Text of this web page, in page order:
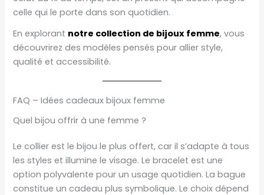
celle qui le porte dans son quotidien.
En explorant notre collection de bijoux femme, vous
découvrirez des modèles pensés pour allier style,
qualité et accessibilité.
FAQ – Idées cadeaux bijoux femme
Quel bijou offrir à une femme ?
Le collier est le bijou le plus offert, car il s’adapte à tous
les styles et illumine le visage. Le bracelet est une
option polyvalente pour un usage quotidien. La bague
constitue un cadeau plus symbolique. Le choix dépend